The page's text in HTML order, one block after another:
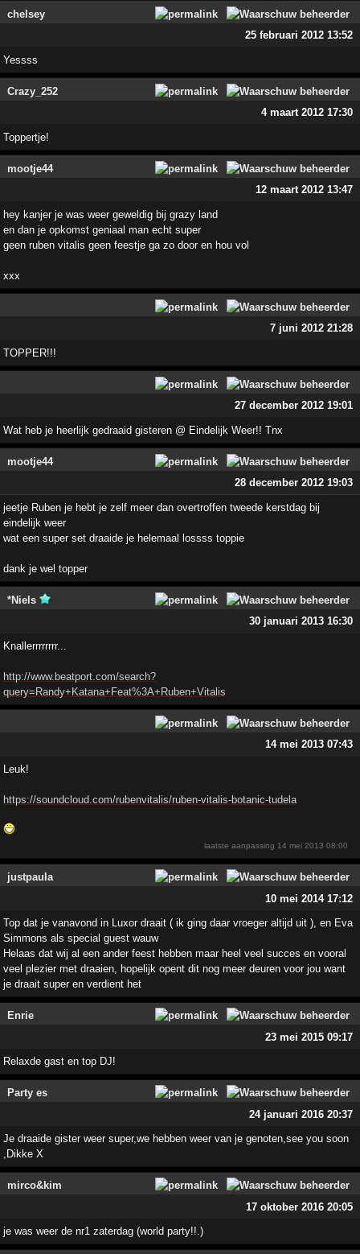
chelsey
25 februari 2012 13:52
Yessss
Crazy_252
4 maart 2012 17:30
Toppertje!
mootje44
12 maart 2012 13:47
hey kanjer je was weer geweldig bij grazy land
en dan je opkomst geniaal man echt super
geen ruben vitalis geen feestje ga zo door en hou vol
xxx
7 juni 2012 21:28
TOPPER!!!
27 december 2012 19:01
Wat heb je heerlijk gedraaid gisteren @ Eindelijk Weer!! Tnx
mootje44
28 december 2012 19:03
jeetje Ruben je hebt je zelf meer dan overtroffen tweede kerstdag bij
eindelijk weer
wat een super set draaide je helemaal lossss toppie
dank je wel topper
*Niels
30 januari 2013 16:30
Knallerrrrrrrr...
http://www.beatport.com/search?
query=Randy+Katana+Feat%3A+Ruben+Vitalis
14 mei 2013 07:43
Leuk!
https://soundcloud.com/rubenvitalis/ruben-vitalis-botanic-tudela
laatste aanpassing 14 mei 2013 08:00
justpaula
10 mei 2014 17:12
Top dat je vanavond in Luxor draait ( ik ging daar vroeger altijd uit ), en Eva
Simmons als special guest wauw
Helaas dat wij al een ander feest hebben maar heel veel succes en vooral
veel plezier met draaien, hopelijk opent dit nog meer deuren voor jou want
je draait super en verdient het
Enrie
23 mei 2015 09:17
Relaxde gast en top DJ!
Party es
24 januari 2016 20:37
Je draaide gister weer super,we hebben weer van je genoten,see you soon
,Dikke X
mirco&kim
17 oktober 2016 20:05
je was weer de nr1 zaterdag (world party!!.)